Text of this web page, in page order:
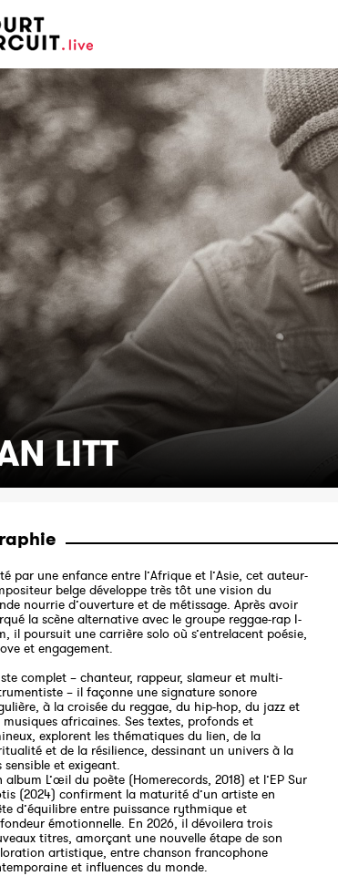
LITT
par une enfance entre l’Afrique et l’Asie, cet auteur-
belge développe très tôt une vision du
nourrie d’ouverture et de métissage. Après avoir
la scène alternative avec le groupe reggae-rap I-
il poursuit une carrière solo où s’entrelacent poésie,
et engagement.
complet – chanteur, rappeur, slameur et multi-
– il façonne une signature sonore
à la croisée du reggae, du hip-hop, du jazz et
musiques africaines. Ses textes, profonds et
explorent les thématiques du lien, de la
et de la résilience, dessinant un univers à la
sensible et exigeant.
album L’œil du poète (Homerecords, 2018) et l’EP Sur
(2024) confirment la maturité d’un artiste en
d’équilibre entre puissance rythmique et
émotionnelle. En 2026, il dévoilera trois
titres, amorçant une nouvelle étape de son
artistique, entre chanson francophone
et influences du monde.